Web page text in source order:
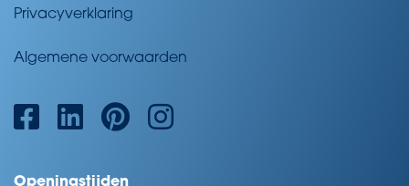
Privacyverklaring
Algemene voorwaarden
Openingstijden